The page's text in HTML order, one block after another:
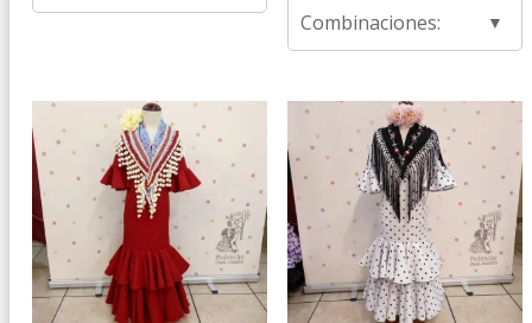
Combinaciones: